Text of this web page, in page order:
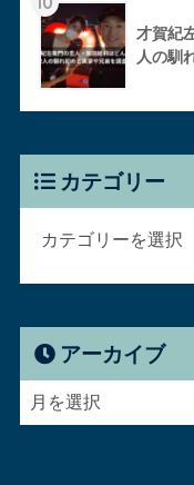
才賀紀
人の馴
カテゴリー
アーカイブ